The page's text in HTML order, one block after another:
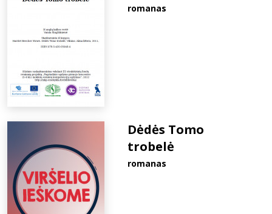
romanas
Dėdės Tomo
trobelė
romanas